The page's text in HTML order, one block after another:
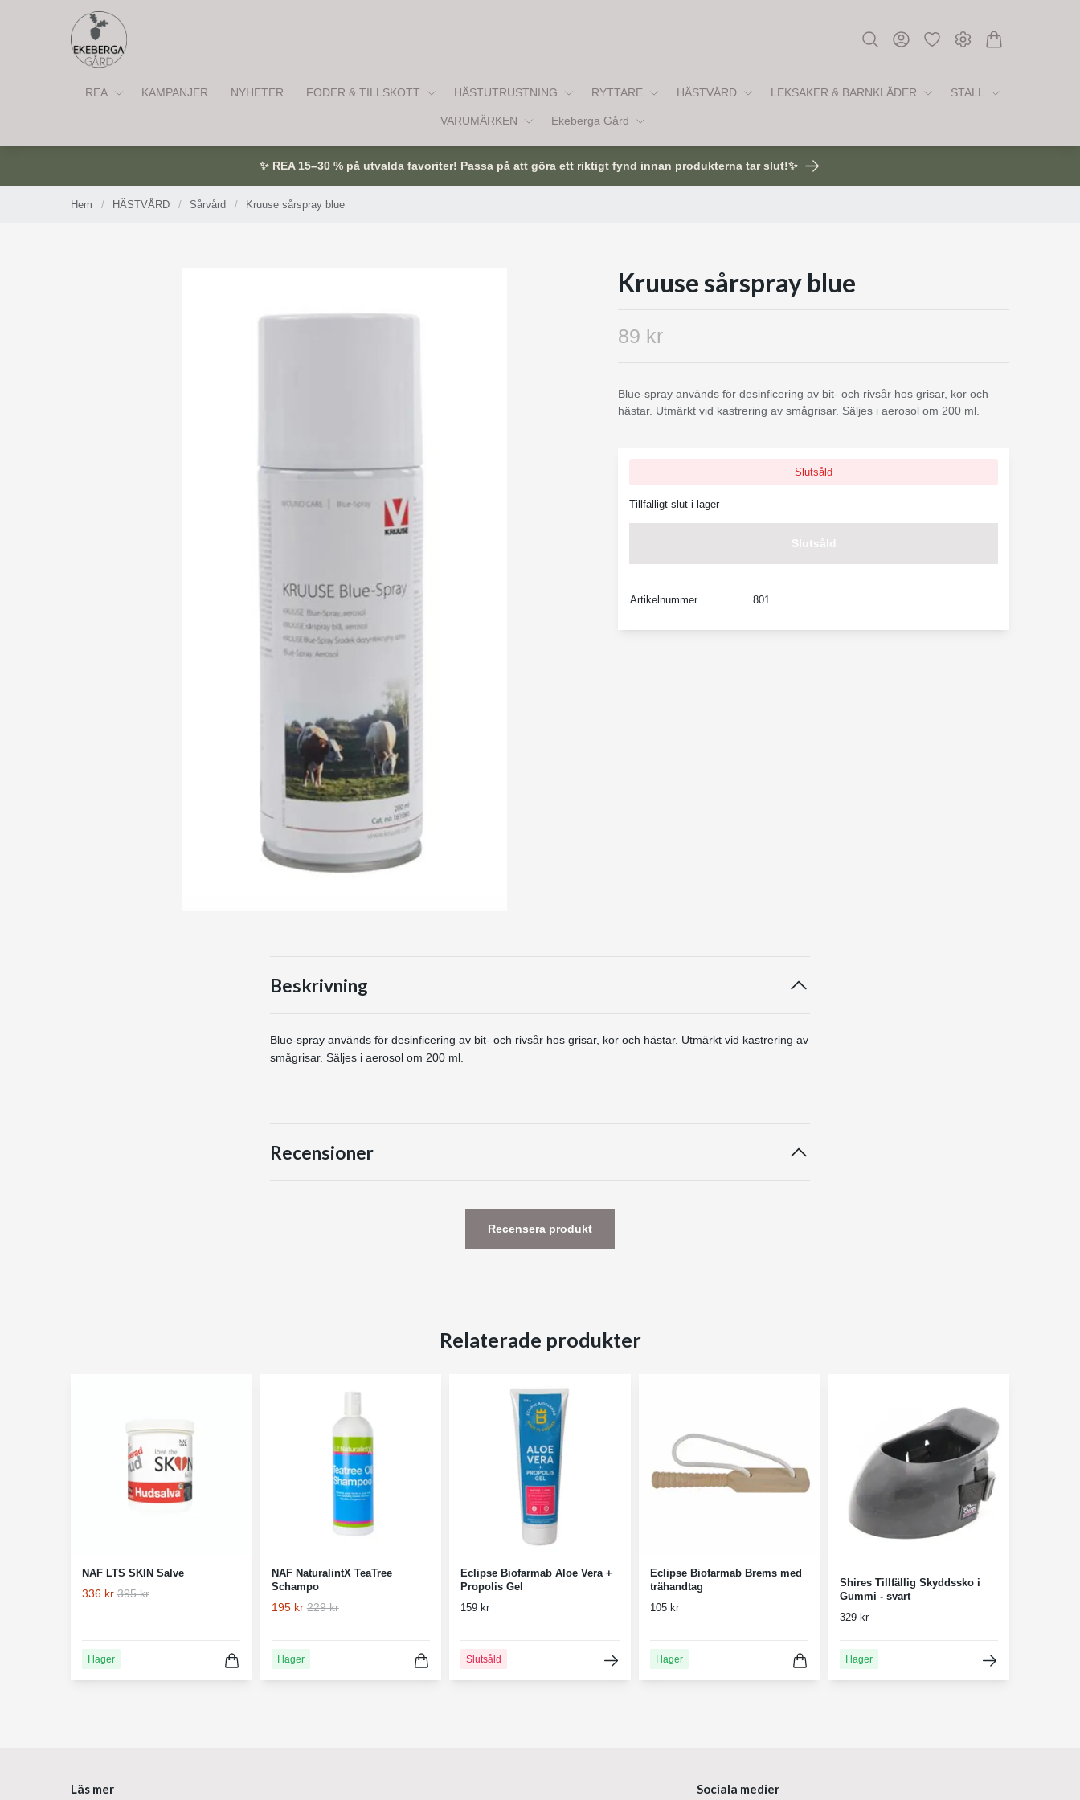
REA KAMPANJER NYHETER FODER & TILLSKOTT HÄSTUTRUSTNING RYTTARE HÄSTVÅRD LEKSAKER & BARNKLÄDER STALL
VARUMÄRKEN Ekeberga Gård
✨ REA 15–30 % på utvalda favoriter! Passa på att göra ett riktigt fynd innan produkterna tar slut!✨
Hem / HÄSTVÅRD / Sårvård / Kruuse sårspray blue
Kruuse sårspray blue
89 kr
Blue-spray används för desinficering av bit- och rivsår hos grisar, kor och
hästar. Utmärkt vid kastrering av smågrisar. Säljes i aerosol om 200 ml.
Slutsåld
Tillfälligt slut i lager
Slutsåld
Artikelnummer 801
Beskrivning
Blue-spray används för desinficering av bit- och rivsår hos grisar, kor och hästar. Utmärkt vid kastrering av
smågrisar. Säljes i aerosol om 200 ml.
Recensioner
Recensera produkt
Relaterade produkter
NAF LTS SKIN Salve
336 kr 395 kr
I lager
NAF NaturalintX TeaTree
Schampo
195 kr 229 kr
I lager
Eclipse Biofarmab Aloe Vera +
Propolis Gel
159 kr
Slutsåld
Eclipse Biofarmab Brems med
trähandtag
105 kr
I lager
Shires Tillfällig Skyddssko i
Gummi - svart
329 kr
I lager
Läs mer Sociala medier